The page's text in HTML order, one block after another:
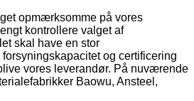
opmærksomme på vores
kontrollere valget af
skal have en stor
og certificering
vores leverandør. På nuværende
Baowu, Ansteel,